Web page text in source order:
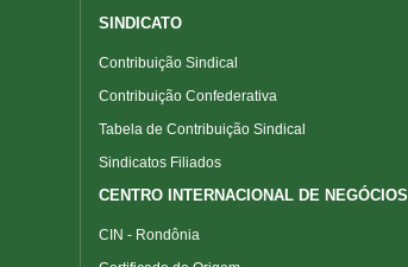
SINDICATO
Contribuição Sindical
Contribuição Confederativa
Tabela de Contribuição Sindical
Sindicatos Filiados
CENTRO INTERNACIONAL DE NEGÓCIOS
CIN - Rondônia